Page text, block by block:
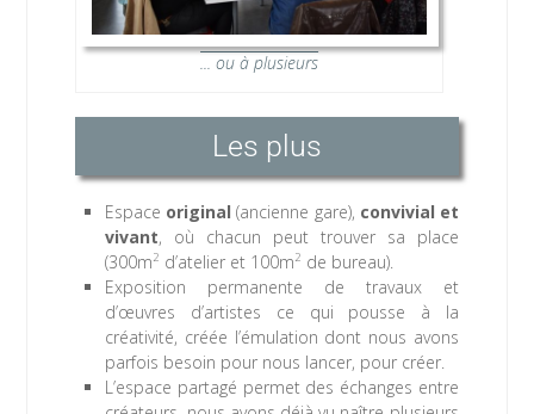
... ou à plusieurs
Les plus
Espace original (ancienne gare), convivial et
vivant, où chacun peut trouver sa place
(300m2 d’atelier et 100m2 de bureau).
Exposition permanente de travaux et
d’œuvres d’artistes ce qui pousse à la
créativité, créée l’émulation dont nous avons
parfois besoin pour nous lancer, pour créer.
L’espace partagé permet des échanges entre